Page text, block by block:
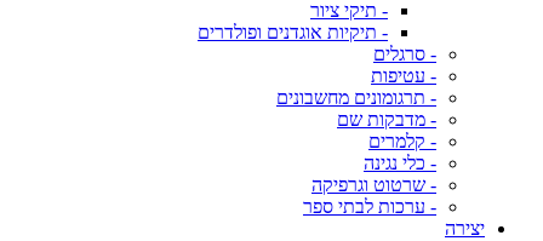
- תיקי ציור
- תיקיות אוגדנים ופולדרים
- סרגלים
- עטיפות
- תרגומונים מחשבונים
- מדבקות שם
- קלמרים
- כלי נגינה
- שרטוט וגרפיקה
- ערכות לבתי ספר
יצירה